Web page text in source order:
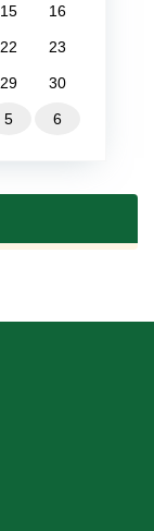
15 16
22 23
29 30
5 6